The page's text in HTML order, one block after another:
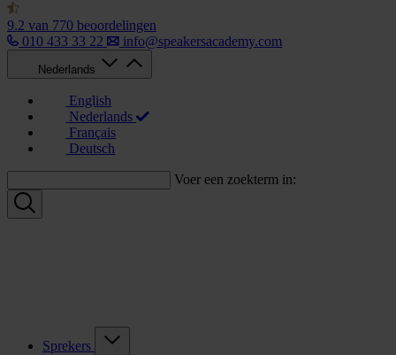
9.2 van 770 beoordelingen
010 433 33 22
info@speakersacademy.com
Nederlands
English
Nederlands
Français
Deutsch
Voer een zoekterm in:
Sprekers